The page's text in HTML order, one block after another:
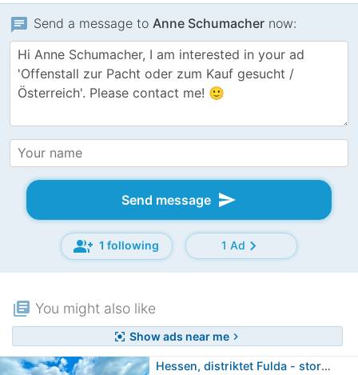
chat Send a message to Anne Schumacher now:
Send message send
group_add 1 following 1 Adchevron_right
library_books You might also like
center_focus_strong Show ads near mechevron_right
Hessen, distriktet Fulda - stort…